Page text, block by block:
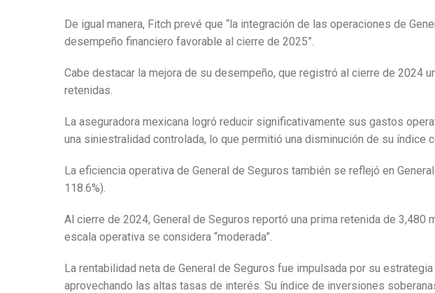
De igual manera, Fitch prevé que “la integración de las operaciones de
desempeño financiero favorable al cierre de 2025”.
Cabe destacar la mejora de su desempeño, que registró al cierre de 2024
retenidas.
La aseguradora mexicana logró reducir significativamente sus gastos
una siniestralidad controlada, lo que permitió una disminución de su índice
La eficiencia operativa de General de Seguros también se reflejó en
118.6%).
Al cierre de 2024, General de Seguros reportó una prima retenida de
escala operativa se considera “moderada”.
La rentabilidad neta de General de Seguros fue impulsada por su
aprovechando las altas tasas de interés. Su índice de inversiones